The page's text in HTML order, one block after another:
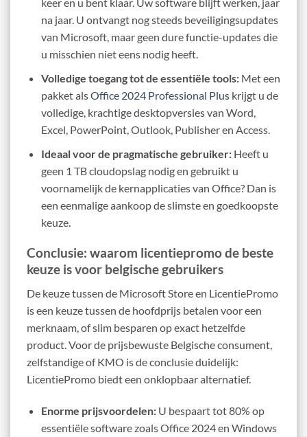
keer en u bent klaar. Uw software blijft werken, jaar
na jaar. U ontvangt nog steeds beveiligingsupdates
van Microsoft, maar geen dure functie-updates die
u misschien niet eens nodig heeft.
Volledige toegang tot de essentiële tools:Met een
pakket alsOffice 2024 Professional Pluskrijgt u de
volledige, krachtige desktopversies van Word,
Excel, PowerPoint, Outlook, Publisher en Access.
Ideaal voor de pragmatische gebruiker:Heeft u
geen 1 TB cloudopslag nodig en gebruikt u
voornamelijk de kernapplicaties van Office? Dan is
een eenmalige aankoop de slimste en goedkoopste
keuze.
Conclusie: waarom licentiepromo de beste
keuze is voor belgische gebruikers
De keuze tussen de Microsoft Store en LicentiePromo
is een keuze tussen de hoofdprijs betalen voor een
merknaam, of slim besparen op exact hetzelfde
product. Voor de prijsbewuste Belgische consument,
zelfstandige of KMO is de conclusie duidelijk:
LicentiePromo biedt een onklopbaar alternatief.
Enorme prijsvoordelen:U bespaart tot 80% op
essentiële software zoals Office 2024 en Windows